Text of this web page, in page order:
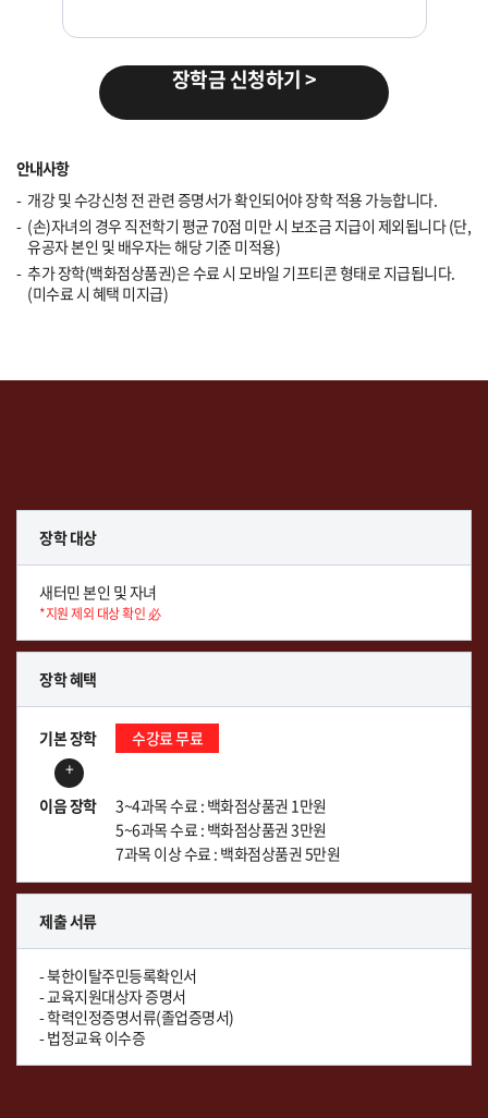
장학금 신청하기 >
안내사항
개강 및 수강신청 전 관련 증명서가 확인되어야 장학 적용 가능합니다.
(손)자녀의 경우 직전학기 평균 70점 미만 시 보조금 지급이 제외됩니다 (단,
유공자 본인 및 배우자는 해당 기준 미적용)
추가 장학(백화점상품권)은 수료 시 모바일 기프티콘 형태로 지급됩니다.
(미수료 시 혜택 미지급)
장학 대상
새터민 본인 및 자녀
*지원 제외 대상 확인 必
장학 혜택
기본 장학
수강료 무료
+
이음 장학
3~4과목 수료 : 백화점상품권 1만원
5~6과목 수료 : 백화점상품권 3만원
7과목 이상 수료 : 백화점상품권 5만원
제출 서류
- 북한이탈주민등록확인서
- 교육지원대상자 증명서
- 학력인정증명서류(졸업증명서)
- 법정교육 이수증